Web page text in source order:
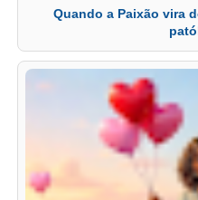
Quando a Paixão vira